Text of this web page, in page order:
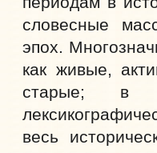
словесные
эпох.
как живые,
старые; в
весь